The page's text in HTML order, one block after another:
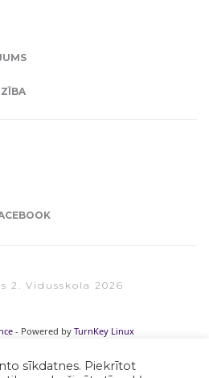
2. Vidusskola 2026
sīkdatnes. Piekrītot
- Powered by TurnKey Linux